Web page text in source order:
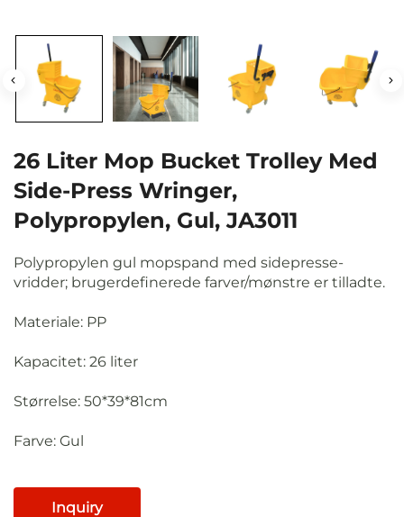
26 Liter Mop Bucket Trolley Med
Side-Press Wringer,
Polypropylen, Gul, JA3011
Polypropylen gul mopspand med sidepresse-
vridder; brugerdefinerede farver/mønstre er tilladte.
Materiale: PP
Kapacitet: 26 liter
Størrelse: 50*39*81cm
Farve: Gul
Inquiry